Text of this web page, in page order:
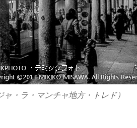
・ラ・マンチャ地方・トレド）